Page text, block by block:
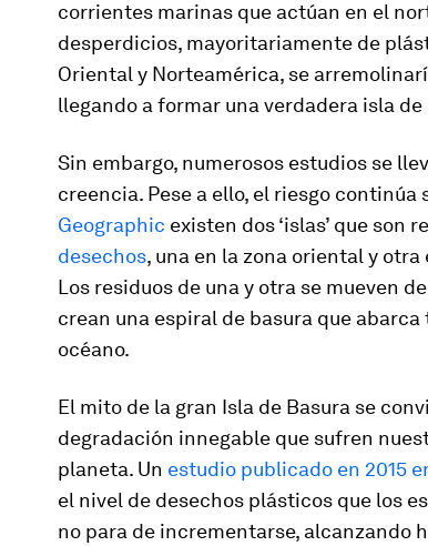
corrientes marinas que actúan en el
desperdicios, mayoritariamente de
Oriental y Norteamérica, se
llegando a formar una verdadera isla
Sin embargo, numerosos estudios se
creencia. Pese a ello, el riesgo continúa
Geographic existen dos ‘islas’ que son
desechos, una en la zona oriental y
Los residuos de una y otra se mueven
crean una espiral de basura que
océano.
El mito de la gran Isla de Basura se
degradación innegable que sufren
planeta. Un estudio publicado en 2015
el nivel de desechos plásticos que los
no para de incrementarse, alcanzando